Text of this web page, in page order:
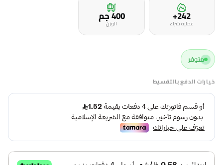
242+
عملية شراء 400 جمالوزن
متوفر
خيارات الدفع بالتقسيط